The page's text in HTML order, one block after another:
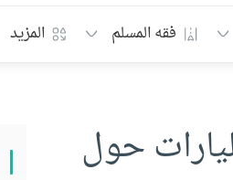
فقه المسلم المزيد
حول